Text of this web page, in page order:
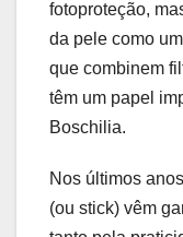
fotoproteção,
da pele como
que combinem
têm um papel
Boschilia.
Nos últimos
(ou stick) vêm